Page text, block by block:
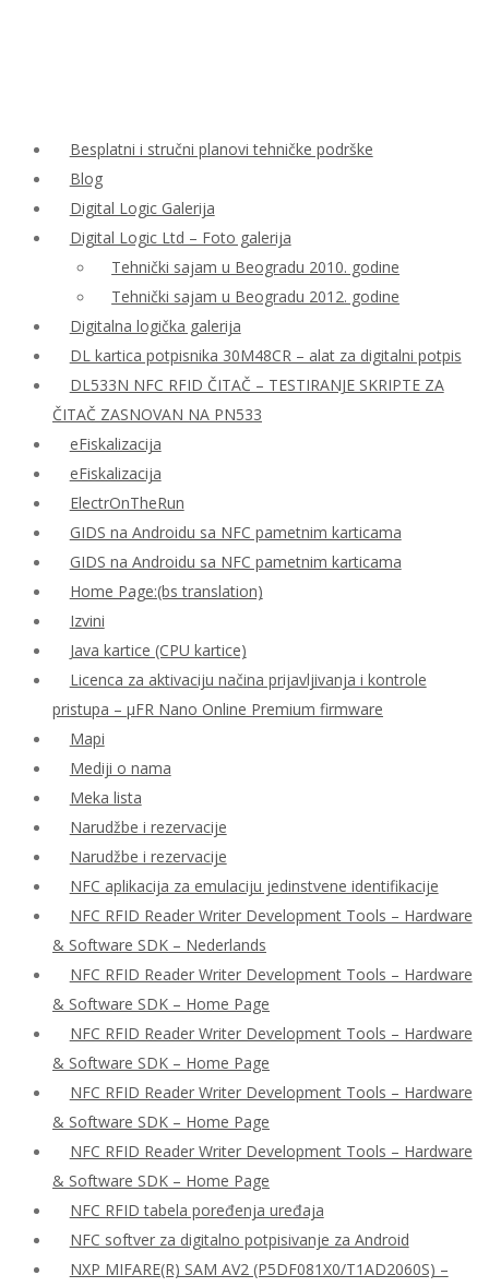
Besplatni i stručni planovi tehničke podrške
Blog
Digital Logic Galerija
Digital Logic Ltd – Foto galerija
Tehnički sajam u Beogradu 2010. godine
Tehnički sajam u Beogradu 2012. godine
Digitalna logička galerija
DL kartica potpisnika 30M48CR – alat za digitalni potpis
DL533N NFC RFID ČITAČ – TESTIRANJE SKRIPTE ZA
ČITAČ ZASNOVAN NA PN533
eFiskalizacija
eFiskalizacija
ElectrOnTheRun
GIDS na Androidu sa NFC pametnim karticama
GIDS na Androidu sa NFC pametnim karticama
Home Page:(bs translation)
Izvini
Java kartice (CPU kartice)
Licenca za aktivaciju načina prijavljivanja i kontrole
pristupa – μFR Nano Online Premium firmware
Mapi
Mediji o nama
Meka lista
Narudžbe i rezervacije
Narudžbe i rezervacije
NFC aplikacija za emulaciju jedinstvene identifikacije
NFC RFID Reader Writer Development Tools – Hardware
& Software SDK – Nederlands
NFC RFID Reader Writer Development Tools – Hardware
& Software SDK – Home Page
NFC RFID Reader Writer Development Tools – Hardware
& Software SDK – Home Page
NFC RFID Reader Writer Development Tools – Hardware
& Software SDK – Home Page
NFC RFID Reader Writer Development Tools – Hardware
& Software SDK – Home Page
NFC RFID tabela poređenja uređaja
NFC softver za digitalno potpisivanje za Android
NXP MIFARE(R) SAM AV2 (P5DF081X0/T1AD2060S) –